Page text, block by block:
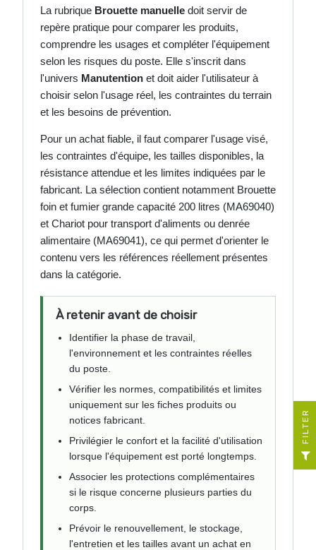
La rubrique Brouette manuelle doit servir de
repère pratique pour comparer les produits,
comprendre les usages et compléter l'équipement
selon les risques du poste. Elle s'inscrit dans
l'univers Manutention et doit aider l'utilisateur à
choisir selon l'usage réel, les contraintes du terrain
et les besoins de prévention.
Pour un achat fiable, il faut comparer l'usage visé,
les contraintes d'équipe, les tailles disponibles, la
résistance attendue et les limites indiquées par le
fabricant. La sélection contient notamment Brouette
foin et fumier grande capacité 200 litres (MA69040)
et Chariot pour transport d'aliments ou denrée
alimentaire (MA69041), ce qui permet d'orienter le
contenu vers les références réellement présentes
dans la catégorie.
À retenir avant de choisir
Identifier la phase de travail,
l'environnement et les contraintes réelles
du poste.
Vérifier les normes, compatibilités et limites
uniquement sur les fiches produits ou
notices fabricant.
Privilégier le confort et la facilité d'utilisation
lorsque l'équipement est porté longtemps.
Associer les protections complémentaires
si le risque concerne plusieurs parties du
corps.
Prévoir le renouvellement, le stockage,
l'entretien et les tailles avant un achat en
R